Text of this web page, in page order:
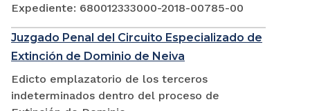
Expediente: 680012333000-2018-00785-00
Juzgado Penal del Circuito Especializado de
Extinción de Dominio de Neiva
Edicto emplazatorio de los terceros
indeterminados dentro del proceso de